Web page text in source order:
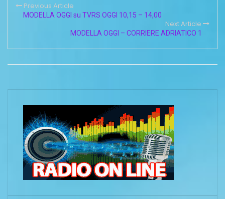
Previous Article
MODELLA OGGI su TVRS OGGI 10,15 – 14,00
Next Article
MODELLA OGGI – CORRIERE ADRIATICO 1